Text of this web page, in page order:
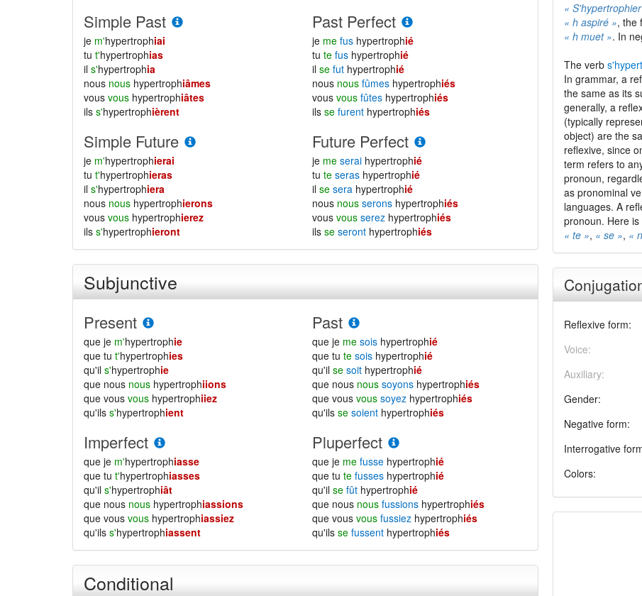
Simple Past
je m'hypertrophiai
tu t'hypertrophias
il s'hypertrophia
nous nous hypertrophiâmes
vous vous hypertrophiâtes
ils s'hypertrophièrent
Past Perfect
je mefus hypertrophié
tutefus hypertrophié
ilsefut hypertrophié
nous nousfûmes hypertrophiés
vousvousfûtes hypertrophiés
ilssefurent hypertrophiés
Simple Future
je m'hypertrophierai
tu t'hypertrophieras
il s'hypertrophiera
nous nous hypertrophierons
vous vous hypertrophierez
ils s'hypertrophieront
Future Perfect
je meserai hypertrophié
tuteseras hypertrophié
ilsesera hypertrophié
nous nousserons hypertrophiés
vousvousserez hypertrophiés
ilsseseront hypertrophiés
Subjunctive
Present
que je m'hypertrophie
que tu t'hypertrophies
qu'il s'hypertrophie
que nous nous hypertrophiions
que vous vous hypertrophiiez
qu'ils s'hypertrophient
Past
que je mesois hypertrophié
que tutesois hypertrophié
qu'ilsesoit hypertrophié
que nous noussoyons hypertrophiés
que vousvoussoyez hypertrophiés
qu'ilssesoient hypertrophiés
Imperfect
que je m'hypertrophiasse
que tu t'hypertrophiasses
qu'il s'hypertrophiât
que nous nous hypertrophiassions
que vous vous hypertrophiassiez
qu'ils s'hypertrophiassent
Pluperfect
que je mefusse hypertrophié
que tutefusses hypertrophié
qu'ilsefût hypertrophié
que nous nousfussions hypertrophiés
que vousvousfussiez hypertrophiés
qu'ilssefussent hypertrophiés
Conditional
«
« h aspiré », the
« h muet ». In
The verb
In grammar, a
the same as its
generally, a
(typically
object) are the
reflexive, since
term refers to
pronoun,
as pronominal
languages. A
pronoun. Here
« te », « se », «
Reflexive form:
Voice:
Auxiliary:
Gender:
Negative form:
Interrogative
Colors: